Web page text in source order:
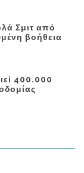
Σμιτ από
βοήθεια
400.000